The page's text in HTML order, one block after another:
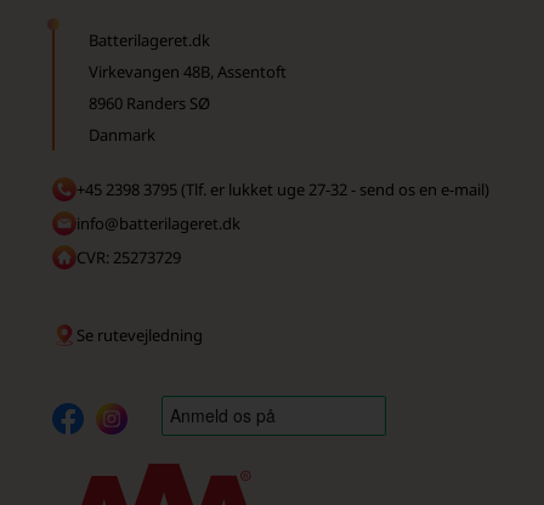
Batterilageret.dk
Virkevangen 48B, Assentoft
8960 Randers SØ
Danmark
+45 2398 3795 (Tlf. er lukket uge 27-32 - send os en e-mail)
info@batterilageret.dk
CVR: 25273729
Se rutevejledning